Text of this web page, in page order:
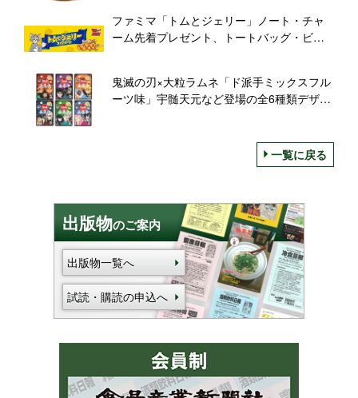
ファミマ「トムとジェリー」ノート・チャ
ーム先着プレゼント、トートバッグ・ビッ
鬼滅の刃×大粒ラムネ「ド派手ミックスフル
ーツ味」宇髄天元など登場の全6種類デザイ
一覧に戻る
出版物のご案内
出版物一覧へ
試読・購読の申込へ